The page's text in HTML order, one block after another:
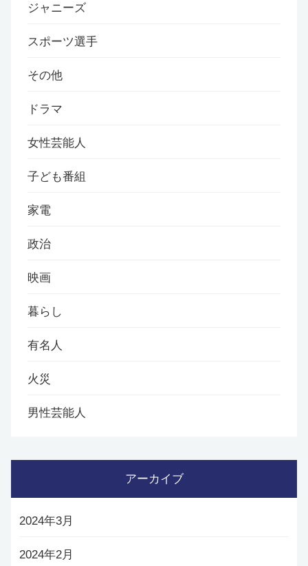
ジャニーズ
スポーツ選手
その他
ドラマ
女性芸能人
子ども番組
家電
政治
映画
暮らし
有名人
火災
男性芸能人
アーカイブ
2024年3月
2024年2月